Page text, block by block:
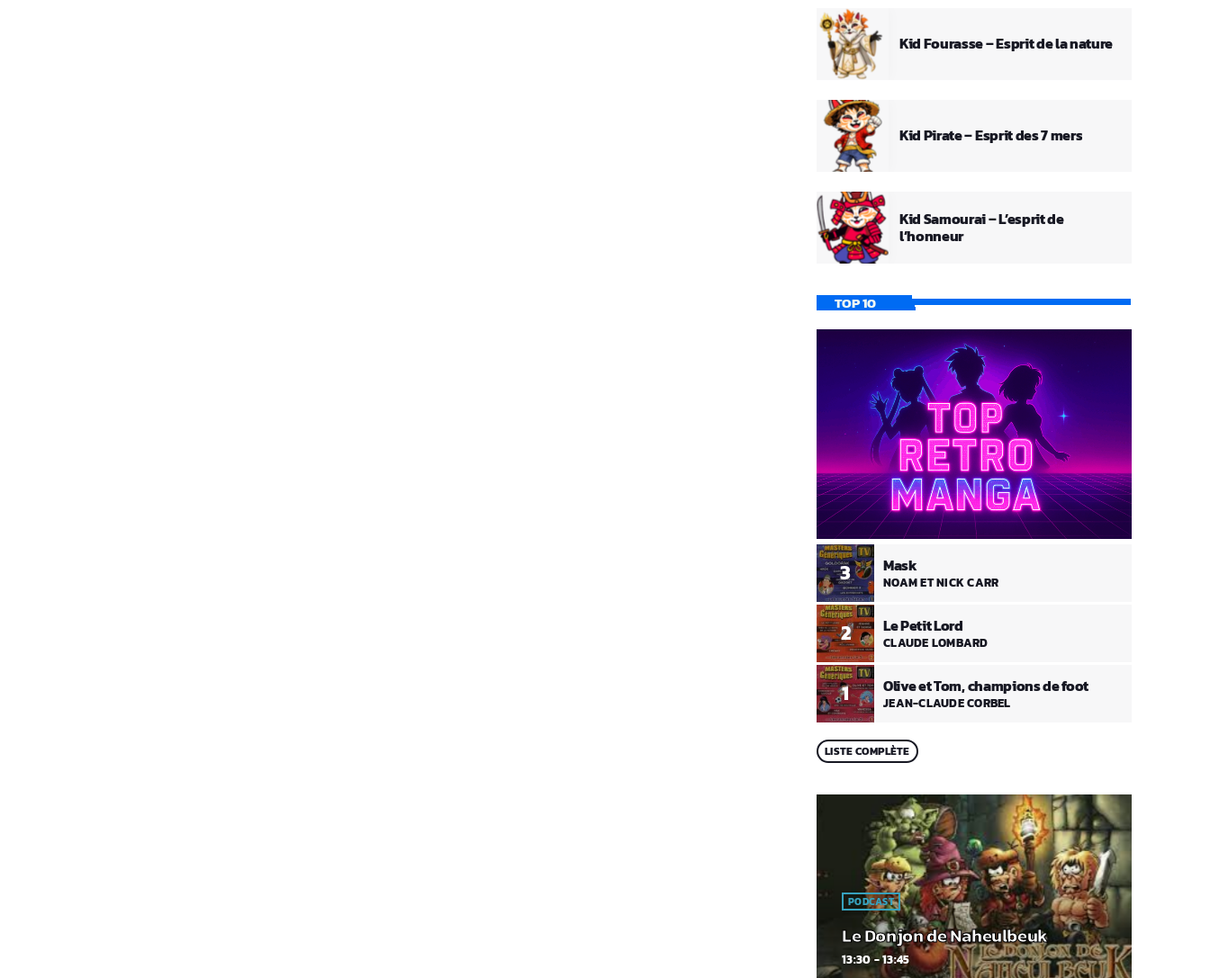
Kid Fourasse – Esprit de la nature
Kid Pirate – Esprit des 7 mers
Kid Samourai – L’esprit de
l’honneur
TOP 10
1 Olive et Tom, champions de foot
JEAN-CLAUDE CORBEL
2 Le Petit Lord
CLAUDE LOMBARD
3 Mask
NOAM ET NICK CARR
LISTE COMPLÈTE
PODCAST
Le Donjon de Naheulbeuk
13:30 - 13:45